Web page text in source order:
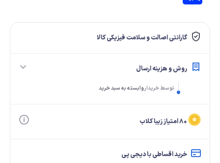
گارانتی اصالت و سلامت فیزیکی کالا
روش و هزینه ارسال
توسط خریداروابسته به سبد خرید
۸۰ امتیاز زیبا کلاب
خرید اقساطی با دیجی پی